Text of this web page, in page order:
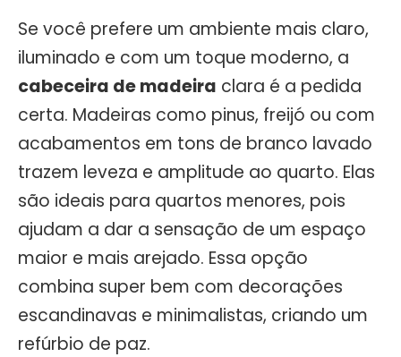
Se você prefere um ambiente mais claro,
iluminado e com um toque moderno, a
cabeceira de madeira clara é a pedida
certa. Madeiras como pinus, freijó ou com
acabamentos em tons de branco lavado
trazem leveza e amplitude ao quarto. Elas
são ideais para quartos menores, pois
ajudam a dar a sensação de um espaço
maior e mais arejado. Essa opção
combina super bem com decorações
escandinavas e minimalistas, criando um
refúrbio de paz.